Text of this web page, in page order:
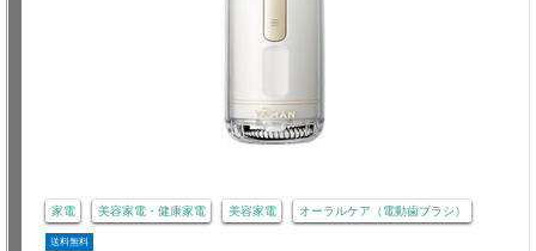
家電 美容家電・健康家電 美容家電 オーラルケア（電動歯ブラシ）
送料無料